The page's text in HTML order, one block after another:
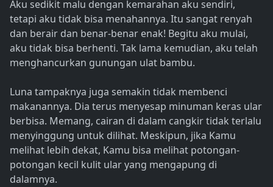
Aku sedikit malu dengan kemarahan aku sendiri,
tetapi aku tidak bisa menahannya. Itu sangat renyah
dan berair dan benar-benar enak! Begitu aku mulai,
aku tidak bisa berhenti. Tak lama kemudian, aku telah
menghancurkan gunungan ulat bambu.
Luna tampaknya juga semakin tidak membenci
makanannya. Dia terus menyesap minuman keras ular
berbisa. Memang, cairan di dalam cangkir tidak terlalu
menyinggung untuk dilihat. Meskipun, jika Kamu
melihat lebih dekat, Kamu bisa melihat potongan-
potongan kecil kulit ular yang mengapung di
dalamnya.